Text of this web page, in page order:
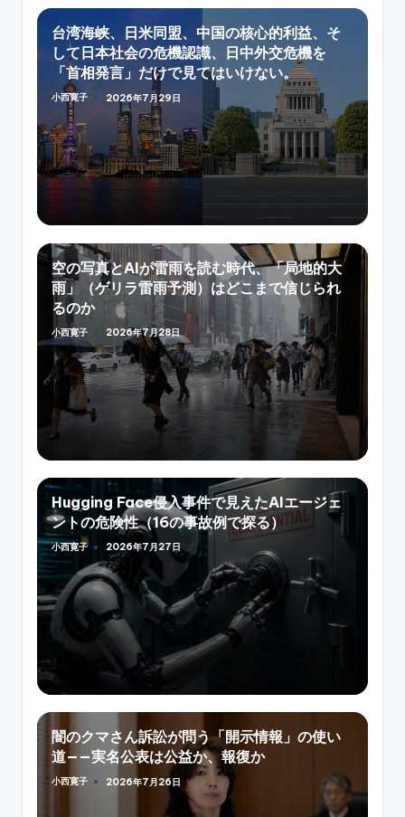
台湾海峡、日米同盟、中国の核心的利益、そ
して日本社会の危機認識、日中外交危機を
「首相発言」だけで見てはいけない。
Posted
小西寛子 2026年7月29日
空の写真とAIが雷雨を読む時代、「局地的大
雨」（ゲリラ雷雨予測）はどこまで信じられ
るのか
Posted
by
小西寛子 2026年7月28日
Hugging Face侵入事件で見えたAIエージェ
ントの危険性（16の事故例で探る）
Posted
by
小西寛子 2026年7月27日
闇のクマさん訴訟が問う「開示情報」の使い
道——実名公表は公益か、報復か
Posted
小西寛子 2026年7月26日